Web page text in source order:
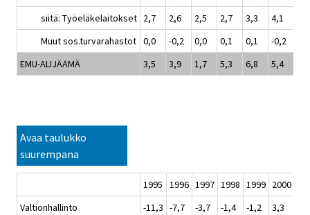
siitä: Työeläkelaitokset 2,7 2,6 2,5 2,7 3,3 4,1
Muut sos.turvarahastot 0,0 -0,2 0,0 0,1 0,1 -0,2
EMU-ALIJÄÄMÄ
3,5 3,9 1,7 5,3 6,8 5,4
Avaa taulukko
suurempana
1995 1996 1997 1998 1999 2000
Valtionhallinto
-11,3 -7,7 -3,7 -1,4 -1,2 3,3